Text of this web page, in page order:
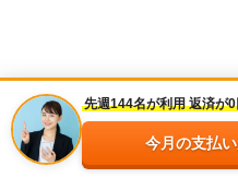
先週144名が利用 返済が
今月の支払